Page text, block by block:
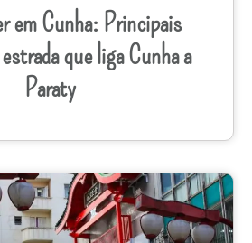
em Cunha: Principais
que liga Cunha a
Paraty